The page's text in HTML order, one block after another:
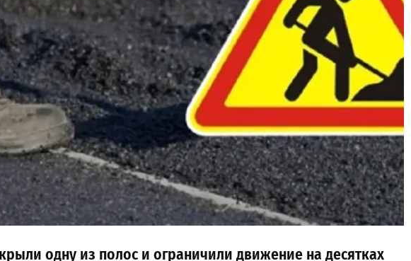
одну из полос и ограничили движение на десятках